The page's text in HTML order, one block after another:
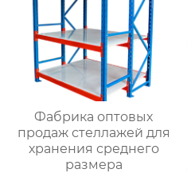
Фабрика оптовых
продаж стеллажей для
хранения среднего
размера